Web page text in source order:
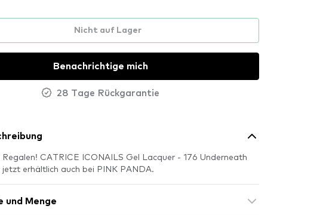
Nicht auf Lager
Benachrichtige mich
28 Tage Rückgarantie
Regalen! CATRICE ICONAILS Gel Lacquer - 176 Underneath
jetzt erhältlich auch bei PINK PANDA.
und Menge